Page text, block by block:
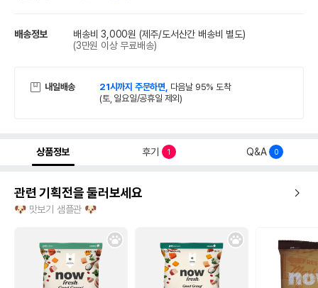
배송정보 배송비 3,000원 (제주/도서산간 배송비 별도)
(3만원 이상 무료배송)
내일배송 21시까지 주문하면, 다음날 95% 도착
(토, 일요일/공휴일 제외)
상품정보 후기 1 Q&A 0
관련 기획전을 둘러보세요
🐶 맛보기 샘플관 🐶